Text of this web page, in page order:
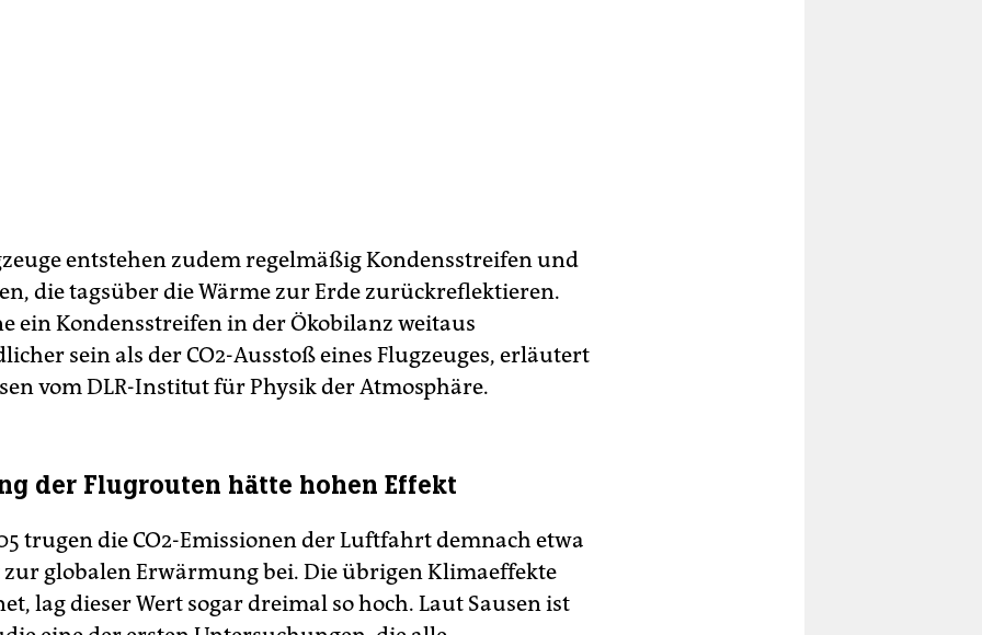
entstehen zudem regelmäßig Kondensstreifen und
die tagsüber die Wärme zur Erde zurückreflektieren.
ein Kondensstreifen in der Ökobilanz weitaus
sein als der CO2-Ausstoß eines Flugzeuges, erläutert
vom DLR-Institut für Physik der Atmosphäre.
der Flugrouten hätte hohen Effekt
trugen die CO2-Emissionen der Luftfahrt demnach etwa
zur globalen Erwärmung bei. Die übrigen Klimaeffekte
lag dieser Wert sogar dreimal so hoch. Laut Sausen ist